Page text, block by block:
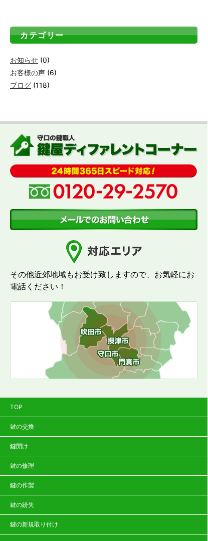
カテゴリー
お知らせ (0)
お客様の声 (6)
ブログ (118)
その他近郊地域もお受け致しますので、お気軽にお
電話ください！
TOP
鍵の交換
鍵開け
鍵の修理
鍵の作製
鍵の紛失
鍵の新規取り付け